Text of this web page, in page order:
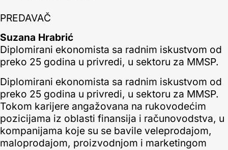
PREDAVAČ
Suzana Hrabrić
Diplomirani ekonomista sa radnim iskustvom od
preko 25 godina u privredi, u sektoru za MMSP.
Diplomirani ekonomista sa radnim iskustvom od
preko 25 godina u privredi, u sektoru za MMSP.
Tokom karijere angažovana na rukovodećim
pozicijama iz oblasti finansija i računovodstva, u
kompanijama koje su se bavile veleprodajom,
maloprodajom, proizvodnjom i marketingom